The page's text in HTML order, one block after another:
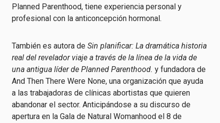
Planned Parenthood, tiene experiencia personal y
profesional con la anticoncepción hormonal.
También es autora de Sin planificar: La dramática historia
real del revelador viaje a través de la línea de la vida de
una antigua líder de Planned Parenthood. y fundadora de
And Then There Were None, una organización que ayuda
a las trabajadoras de clínicas abortistas que quieren
abandonar el sector. Anticipándose a su discurso de
apertura en la Gala de Natural Womanhood el 8 de